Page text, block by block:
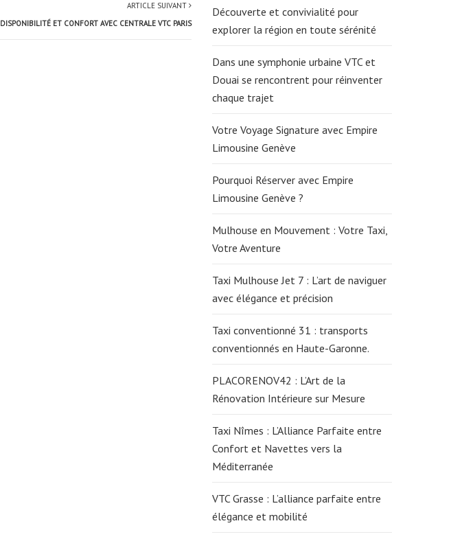
ARTICLE SUIVANT
DISPONIBILITÉ ET CONFORT AVEC CENTRALE VTC PARIS
Découverte et convivialité pour
explorer la région en toute sérénité
Dans une symphonie urbaine VTC et
Douai se rencontrent pour réinventer
chaque trajet
Votre Voyage Signature avec Empire
Limousine Genève
Pourquoi Réserver avec Empire
Limousine Genève ?
Mulhouse en Mouvement : Votre Taxi,
Votre Aventure
Taxi Mulhouse Jet 7 : L’art de naviguer
avec élégance et précision
Taxi conventionné 31 : transports
conventionnés en Haute-Garonne.
PLACORENOV42 : L’Art de la
Rénovation Intérieure sur Mesure
Taxi Nîmes : L’Alliance Parfaite entre
Confort et Navettes vers la
Méditerranée
VTC Grasse : L’alliance parfaite entre
élégance et mobilité